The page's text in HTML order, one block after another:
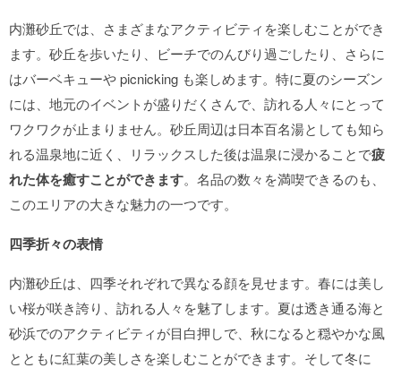
内灘砂丘では、さまざまなアクティビティを楽しむことができ
ます。砂丘を歩いたり、ビーチでのんびり過ごしたり、さらに
はバーベキューや picnicking も楽しめます。特に夏のシーズン
には、地元のイベントが盛りだくさんで、訪れる人々にとって
ワクワクが止まりません。砂丘周辺は日本百名湯としても知ら
れる温泉地に近く、リラックスした後は温泉に浸かることで疲
れた体を癒すことができます。名品の数々を満喫できるのも、
このエリアの大きな魅力の一つです。
四季折々の表情
内灘砂丘は、四季それぞれで異なる顔を見せます。春には美し
い桜が咲き誇り、訪れる人々を魅了します。夏は透き通る海と
砂浜でのアクティビティが目白押しで、秋になると穏やかな風
とともに紅葉の美しさを楽しむことができます。そして冬に